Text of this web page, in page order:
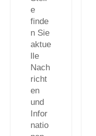
e
finde
n Sie
aktue
lle
Nach
richt
en
und
Infor
natio